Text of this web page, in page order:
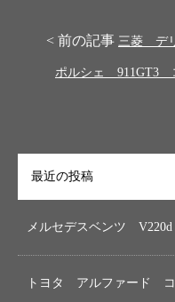
< 前の記事 三菱 デ
ポルシェ 911GT3
最近の投稿
メルセデスベンツ
トヨタ アルファード コ